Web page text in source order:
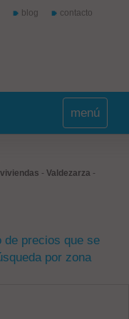
blog contacto
menú
viviendas - Valdezarza -
de precios que se
por zona